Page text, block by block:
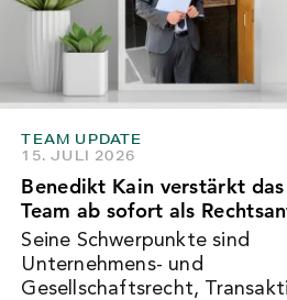
TEAM UPDATE
15. JULI 2026
Benedikt Kain verstärkt das
Team ab sofort als
Seine Schwerpunkte sind
Unternehmens- und
Gesellschaftsrecht,